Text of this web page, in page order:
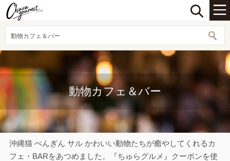
動物カフェ＆バー
動物カフェ＆バー
沖縄猫 ぺんぎん サル かわいい動物たちが癒やしてくれるカ
フェ・BARをあつめました。『ちゅらグルメ』クーポンを使